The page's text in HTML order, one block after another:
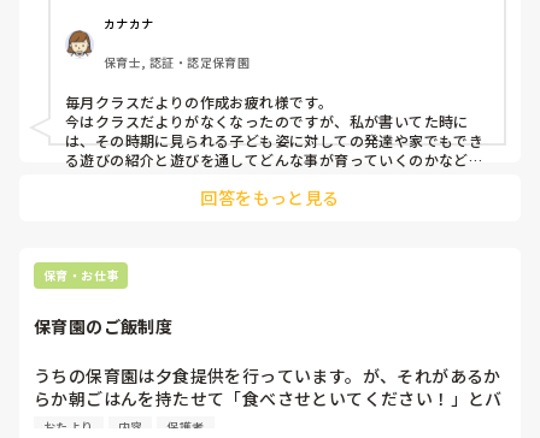
カナカナ
保育士, 認証・認定保育園
毎月クラスだよりの作成お疲れ様です。
今はクラスだよりがなくなったのですが、私が書いてた時に
は、その時期に見られる子ども姿に対しての発達や家でもでき
る遊びの紹介と遊びを通してどんな事が育っていくのかなどを
毎月大変でしたが、色々調べると自分のスキルアップにも繋が
回答をもっと見る
保育・お仕事
保育園のご飯制度
うちの保育園は夕食提供を行っています。が、それがあるか
らか朝ごはんを持たせて「食べさせといてください！」とバ
タバタ仕事へ行く保護者の方が増えてきました。
おたより 内容 保護者